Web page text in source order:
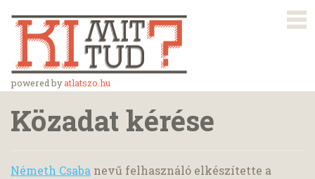
powered byatlatszo.hu
Közadat kérése
Németh Csaba nevű felhasználó elkészítette a